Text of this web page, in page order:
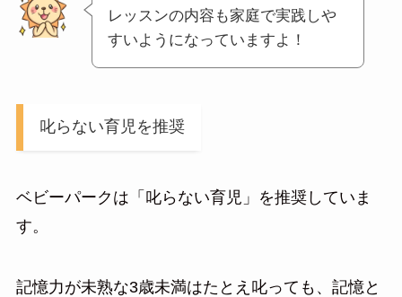
レッスンの内容も家庭で実践しや
すいようになっていますよ！
叱らない育児を推奨
ベビーパークは「叱らない育児」を推奨していま
す。
記憶力が未熟な3歳未満はたとえ叱っても、記憶と